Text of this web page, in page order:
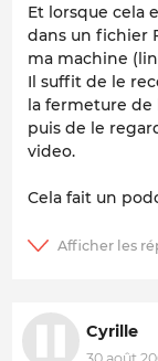
Et lorsque cela
dans un fichier
ma machine
Il suffit de le
la fermeture de
puis de le
video.
Cela fait un
Cyrille